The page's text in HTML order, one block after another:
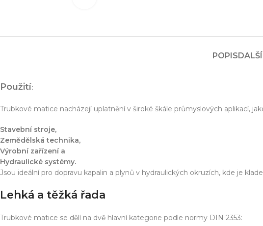
Konstrukce strojePOPIS
Použití:
Trubkové matice nacházejí uplatnění v široké škále průmyslových aplikací,
Stavební stroje,
Zemědělská technika,
Výrobní zařízení a
Hydraulické systémy.
Jsou ideální pro dopravu kapalin a plynů v hydraulických okruzích, kde je
Lehká a těžká řada
Trubkové matice se dělí na dvě hlavní kategorie podle normy DIN 2353: